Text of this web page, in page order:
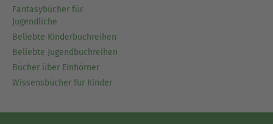
Fantasybücher für
Jugendliche
Beliebte Kinderbuchreihen
Beliebte Jugendbuchreihen
Bücher über Einhörner
Wissensbücher für Kinder